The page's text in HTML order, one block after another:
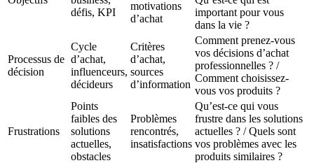
défis, KPI
motivations
d’achat
important pour vous
dans la vie ?
Processus de
décision
Cycle
d’achat,
influenceurs,
décideurs
Critères
d’achat,
sources
d’information
Comment prenez-vous
vos décisions d’achat
professionnelles ? /
Comment choisissez-
vous vos produits ?
Frustrations
Points
faibles des
solutions
actuelles,
obstacles
Problèmes
rencontrés,
insatisfactions
Qu’est-ce qui vous
frustre dans les solutions
actuelles ? / Quels sont
vos problèmes avec les
produits similaires ?